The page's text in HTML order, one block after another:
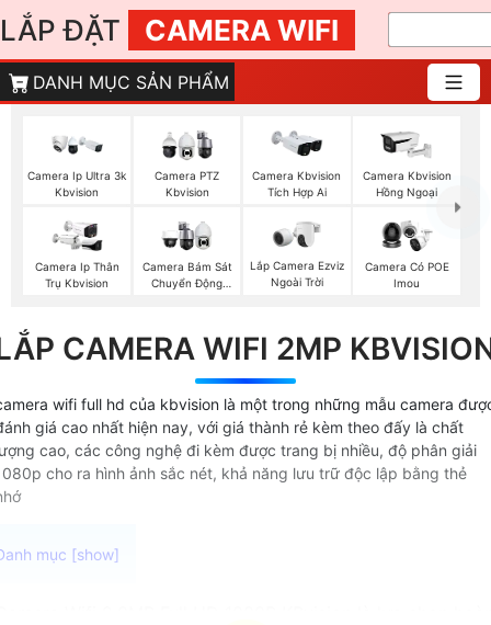
LẮP ĐẶT CAMERA WIFI
DANH MỤC SẢN PHẨM
Camera Ip Ultra 3k
Kbvision
Camera PTZ
Kbvision
Camera Kbvision
Tích Hợp Ai
Camera Kbvision
Hồng Ngoại
Camera Ip Thân
Trụ Kbvision
Camera Bám Sát
Chuyển Động
Lắp Camera Ezviz
Ngoài Trời
Camera Có POE
Imou
CAMERA WIFI 2MP
wifi full hd của kbvision là một trong những mẫu camera
giá cao nhất hiện nay, với giá thành rẻ kèm theo đấy là chất
cao, các công nghệ đi kèm được trang bị nhiều, độ phân giải
cho ra hình ảnh sắc nét, khả năng lưu trữ độc lập bằng thẻ